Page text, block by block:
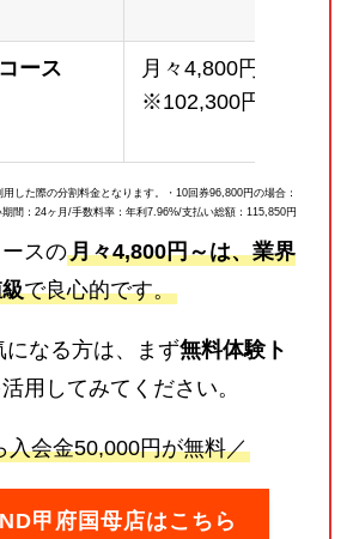
ース
月々4,800円～
※102,300円
した際の分割料金となります。・10回券96,800円の場合：
間：24ヶ月/手数料率：年利7.96%/支払い総額：115,850円
スの月々4,800円～は、業界
で良心的です。
になる方は、まず無料体験ト
用してみてください。
入会金50,000円が無料／
甲府国母店はこちら